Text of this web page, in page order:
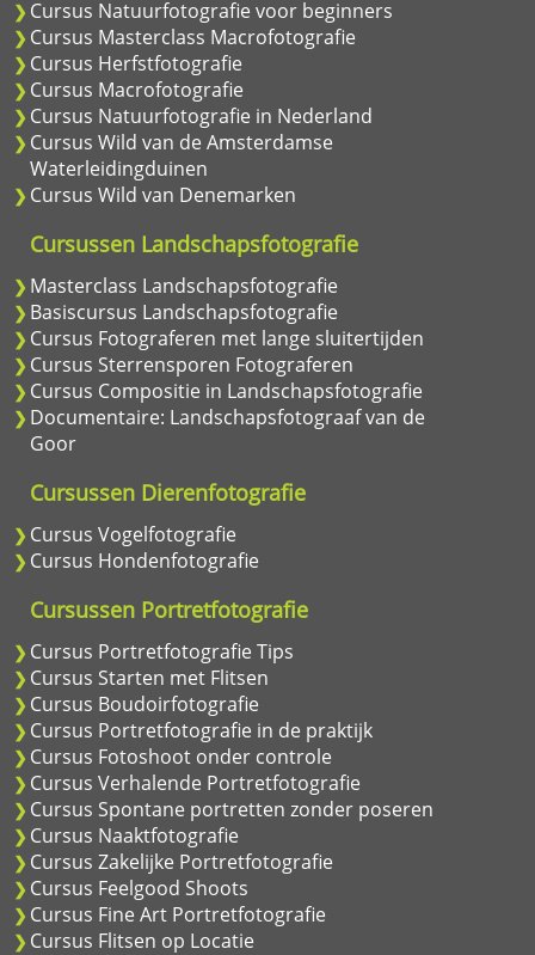
Cursus Natuurfotografie voor beginners
Cursus Masterclass Macrofotografie
Cursus Herfstfotografie
Cursus Macrofotografie
Cursus Natuurfotografie in Nederland
Cursus Wild van de Amsterdamse
Waterleidingduinen
Cursus Wild van Denemarken
Cursussen Landschapsfotografie
Masterclass Landschapsfotografie
Basiscursus Landschapsfotografie
Cursus Fotograferen met lange sluitertijden
Cursus Sterrensporen Fotograferen
Cursus Compositie in Landschapsfotografie
Documentaire: Landschapsfotograaf van de
Goor
Cursussen Dierenfotografie
Cursus Vogelfotografie
Cursus Hondenfotografie
Cursussen Portretfotografie
Cursus Portretfotografie Tips
Cursus Starten met Flitsen
Cursus Boudoirfotografie
Cursus Portretfotografie in de praktijk
Cursus Fotoshoot onder controle
Cursus Verhalende Portretfotografie
Cursus Spontane portretten zonder poseren
Cursus Naaktfotografie
Cursus Zakelijke Portretfotografie
Cursus Feelgood Shoots
Cursus Fine Art Portretfotografie
Cursus Flitsen op Locatie